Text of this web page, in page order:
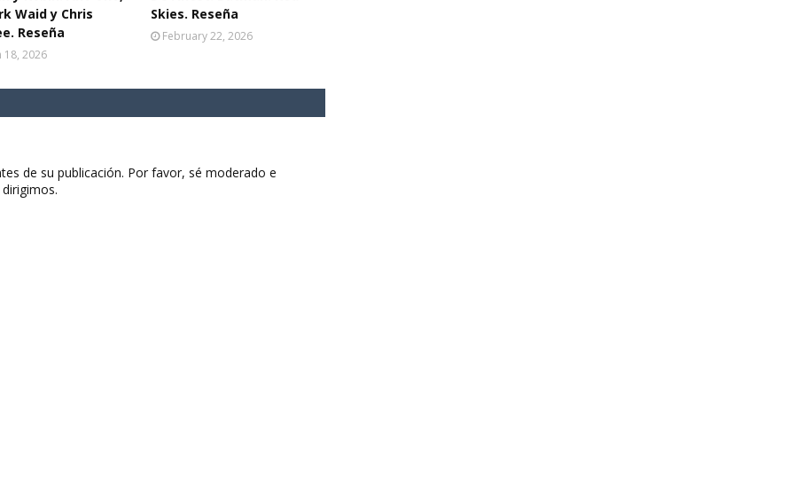
Waid y Chris
Reseña
18, 2026
Skies. Reseña
February 22, 2026
de su publicación. Por favor, sé moderado e